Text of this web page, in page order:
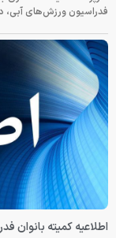
فدراسیون ورزش‌های آبی،
اطلاعیه کمیته بانوان